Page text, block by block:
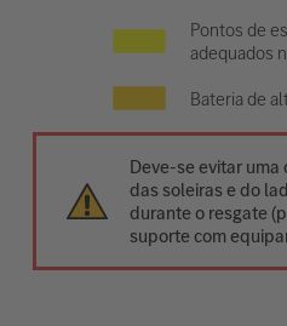
Pontos de
adequados
Bateria de
Deve-se evitar
das soleiras e do
durante o resgate
suporte com